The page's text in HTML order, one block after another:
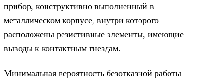
прибор, конструктивно выполненный в
металлическом корпусе, внутри которого
расположены резистивные элементы, имеющие
выводы к контактным гнездам.
Минимальная вероятность безотказной работы